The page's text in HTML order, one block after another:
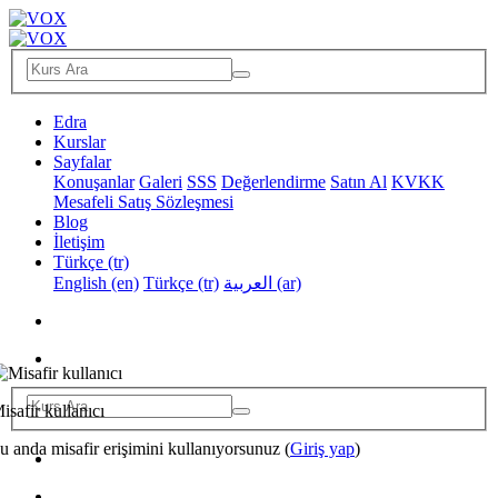
Edra
Kurslar
Sayfalar
Konuşanlar Galeri SSS Değerlendirme Satın Al KVKK
Mesafeli Satış Sözleşmesi
Blog
İletişim
Türkçe ‎(tr)‎
English ‎(en)‎ Türkçe ‎(tr)‎ العربية ‎(ar)‎
kullanıcı
anda misafir erişimini kullanıyorsunuz (Giriş yap)